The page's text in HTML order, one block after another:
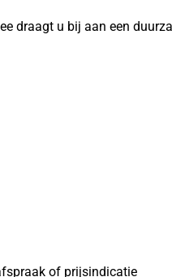
draagt u bij aan een
of prijsindicatie